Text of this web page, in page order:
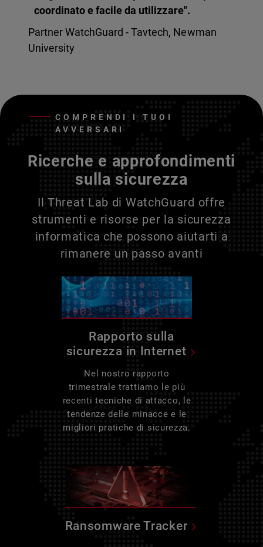
coordinato e facile da utilizzare".
Partner WatchGuard - Tavtech, Newman
University
COMPRENDI I TUOI
AVVERSARI
Ricerche e approfondimenti
sulla sicurezza
Il Threat Lab di WatchGuard offre
strumenti e risorse per la sicurezza
informatica che possono aiutarti a
rimanere un passo avanti
Rapporto sulla
sicurezza in Internet
Nel nostro rapporto
trimestrale trattiamo le più
recenti tecniche di attacco, le
tendenze delle minacce e le
migliori pratiche di sicurezza.
Ransomware Tracker